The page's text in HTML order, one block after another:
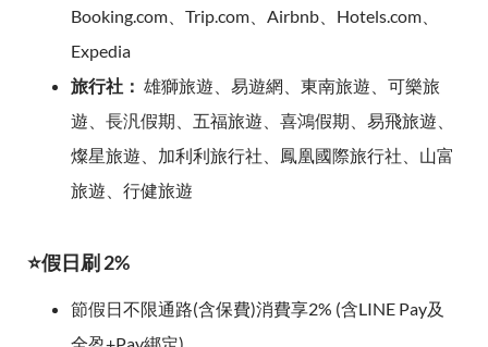
Booking.com、Trip.com、Airbnb、Hotels.com、
Expedia
旅行社： 雄獅旅遊、易遊網、東南旅遊、可樂旅
遊、長汎假期、五福旅遊、喜鴻假期、易飛旅遊、
燦星旅遊、加利利旅行社、鳳凰國際旅行社、山富
旅遊、行健旅遊
⭐假日刷 2%
節假日不限通路(含保費)消費享2% (含LINE Pay及